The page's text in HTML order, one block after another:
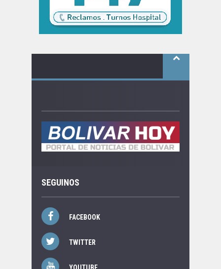
SEGUINOS
FACEBOOK
TWITTER
YOUTUBE